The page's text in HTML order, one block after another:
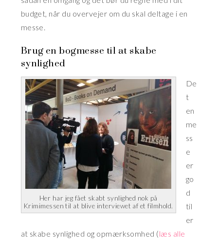
budget, når du overvejer om du skal deltage i en
messe.
Brug en bogmesse til at skabe
synlighed
Her har jeg fået skabt synlighed nok på
Krimimessen til at blive interviewet af et filmhold.
De
t
en
me
ss
e
er
go
d
til
er
at skabe synlighed og opmærksomhed (læs alle